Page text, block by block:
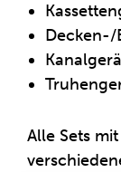
Decken-/
Alle Sets